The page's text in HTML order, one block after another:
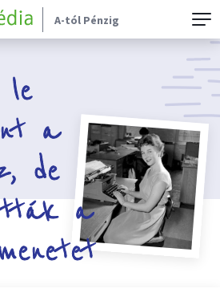
A-tól Pénzig
le
a
de
a